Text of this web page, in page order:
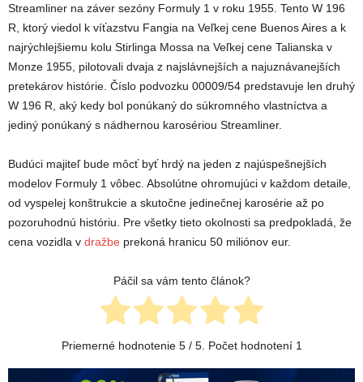
Streamliner na záver sezóny Formuly 1 v roku 1955. Tento W 196
R, ktorý viedol k víťazstvu Fangia na Veľkej cene Buenos Aires a k
najrýchlejšiemu kolu Stirlinga Mossa na Veľkej cene Talianska v
Monze 1955, pilotovali dvaja z najslávnejších a najuznávanejších
pretekárov histórie. Číslo podvozku 00009/54 predstavuje len druhý
W 196 R, aký kedy bol ponúkaný do súkromného vlastníctva a
jediný ponúkaný s nádhernou karosériou Streamliner.
Budúci majiteľ bude môcť byť hrdý na jeden z najúspešnejších
modelov Formuly 1 vôbec. Absolútne ohromujúci v každom detaile,
od vyspelej konštrukcie a skutočne jedinečnej karosérie až po
pozoruhodnú históriu. Pre všetky tieto okolnosti sa predpokladá, že
cena vozidla v dražbe prekoná hranicu 50 miliónov eur.
Páčil sa vám tento článok?
Priemerné hodnotenie 5/ 5. Počet hodnotení 1